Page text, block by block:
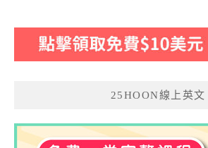
25HOON線上英文